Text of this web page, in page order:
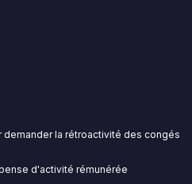
la rétroactivité des congés
d'activité rémunérée